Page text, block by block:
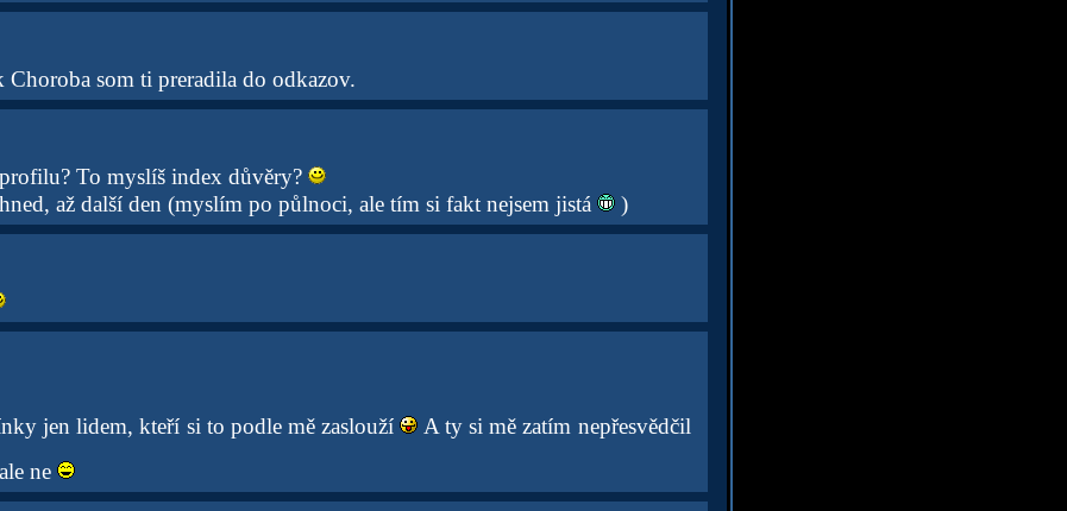
som ti preradila do odkazov.
To myslíš index důvěry?
až další den (myslím po půlnoci, ale tím si fakt nejsem jistá
)
jen lidem, kteří si to podle mě zaslouží
A ty si mě zatím nepřesvědčil
ne